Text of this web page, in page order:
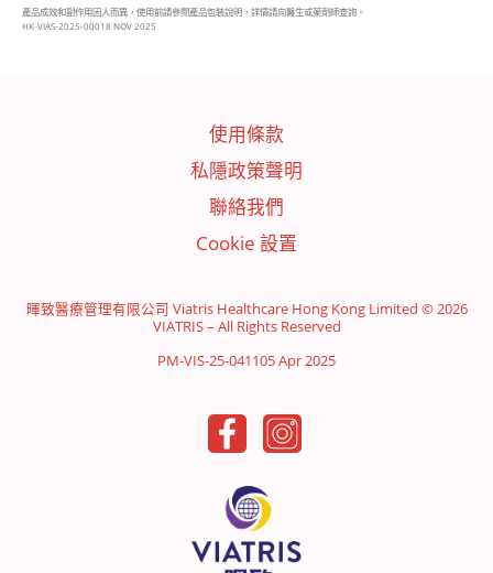
產品成效和副作用因人而異，使用前請參閱產品包裝說明，詳情請向醫生或藥劑師查詢。
HK-VIAS-2025-00018 NOV 2025
使用條款
私隱政策聲明
聯絡我們
Cookie 設置
暉致醫療管理有限公司 Viatris Healthcare Hong Kong Limited © 2026
VIATRIS – All Rights Reserved
PM-VIS-25-041105 Apr 2025